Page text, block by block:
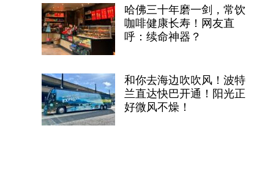
哈佛三十年磨一剑，常饮
咖啡健康长寿！网友直
呼：续命神器？
和你去海边吹吹风！波特
兰直达快巴开通！阳光正
好微风不燥！